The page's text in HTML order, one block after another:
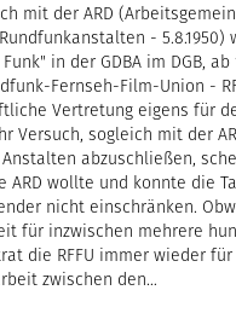
mit der ARD
- 5.8.1950)
in der GDBA im DGB,
Fernseh-Film-Union -
Vertretung eigens für
Versuch, sogleich mit der
abzuschließen,
ARD wollte und konnte die
nicht einschränken.
für inzwischen mehrere
die RFFU immer wieder für
zwischen den…